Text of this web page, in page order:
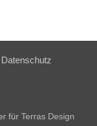
Datenschutz
fürTerras Design